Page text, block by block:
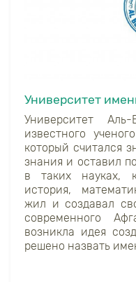
Университет
Университет
известного
который считался
знания и оставил
в таких науках,
история,
жил и создавал
современного
возникла идея
решено назвать